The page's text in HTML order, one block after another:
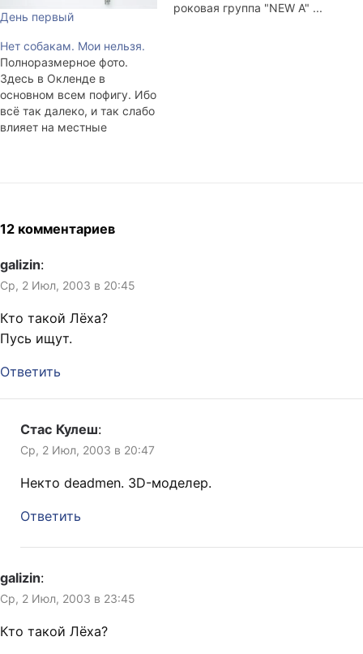
День первый
роковая группа "NEW A" ...
Нет собакам. Мои нельзя.
Полноразмерное фото.
Здесь в Окленде в
основном всем пофигу. Ибо
всё так далеко, и так слабо
влияет на местные
«Wanganui», коренные
жители негодуют — после
идут новости из Ирака,
взрывы, террористы,
глобальный…
12 комментариев
galizin:
Ср, 2 Июл, 2003 в 20:45
Кто такой Лёха?
Пусь ищут.
Ответить
Стас Кулеш:
Ср, 2 Июл, 2003 в 20:47
Некто deadmen. 3D-моделер.
Ответить
galizin:
Ср, 2 Июл, 2003 в 23:45
Кто такой Лёха?